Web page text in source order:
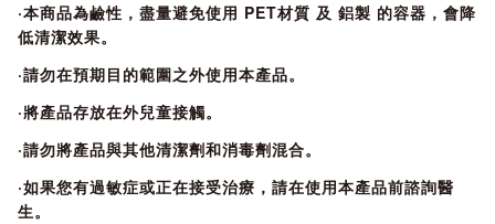
劑
洗，
便能除去殘留農藥、消除可能會造成食物中毒的汙垢、更可延
長蔬果的保鮮期，讓全家人都能安心地享用食材。
●除了蔬菜水果之外，也能用來清洗魚肉等各式各樣的其他食
材!
·本商品為鹼性，盡量避免使用 PET材質 及 鋁製 的容器，會降
低清潔效果。
·請勿在預期目的範圍之外使用本產品。
·將產品存放在外兒童接觸。
·請勿將產品與其他清潔劑和消毒劑混合。
·如果您有過敏症或正在接受治療，請在使用本產品前諮詢醫
生。